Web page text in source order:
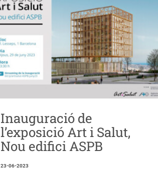
Inauguració de
l’exposició Art i Salut,
Nou edifici ASPB
23-06-2023